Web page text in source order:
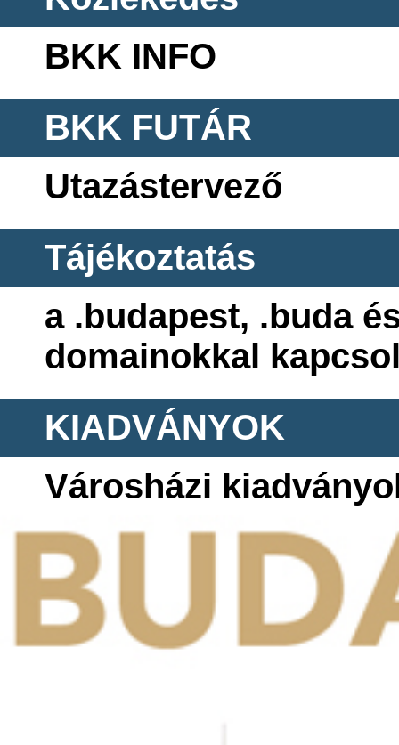
BKK INFO
BKK FUTÁR
Utazástervező
Tájékoztatás
a .budapest, .buda
domainokkal
KIADVÁNYOK
Városházi